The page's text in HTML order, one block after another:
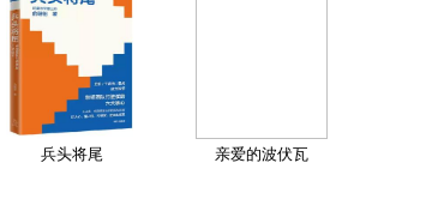
兵头将尾 亲爱的波伏瓦